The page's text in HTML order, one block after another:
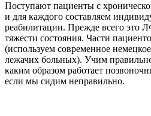
Поступают пациенты с
и для каждого составляем
реабилитации. Прежде всего это
тяжести состояния. Части
(используем современное
лежачих больных). Учим
каким образом работает
если мы сидим неправильно.